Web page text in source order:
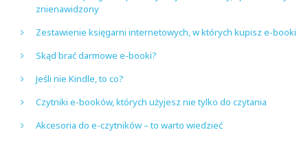
znienawidzony
Zestawienie księgarni internetowych, w których kupisz e-booki
Skąd brać darmowe e-booki?
Jeśli nie Kindle, to co?
Czytniki e-booków, których użyjesz nie tylko do czytania
Akcesoria do e-czytników – to warto wiedzieć